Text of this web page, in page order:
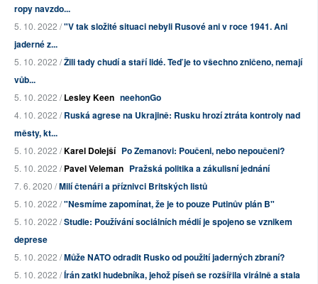
ropy navzdo...
5. 10. 2022 /"V tak složité situaci nebyli Rusové ani v roce 1941. Ani
jaderné z...
5. 10. 2022 /Žili tady chudí a staří lidé. Teď je to všechno zničeno, nemají
vůb...
5. 10. 2022 /Lesley Keen neehonGo
4. 10. 2022 /Ruská agrese na Ukrajině: Rusku hrozí ztráta kontroly nad
městy, kt...
5. 10. 2022 /Karel Dolejší Po Zemanovi: Poučeni, nebo nepoučeni?
5. 10. 2022 /Pavel Veleman Pražská politika a zákulisní jednání
7. 6. 2020 /Milí čtenáři a příznivci Britských listů
5. 10. 2022 /"Nesmíme zapomínat, že je to pouze Putinův plán B"
5. 10. 2022 /Studie: Používání sociálních médií je spojeno se vznikem
deprese
5. 10. 2022 /Může NATO odradit Rusko od použití jaderných zbraní?
5. 10. 2022 /Írán zatkl hudebníka, jehož píseň se rozšířila virálně a stala